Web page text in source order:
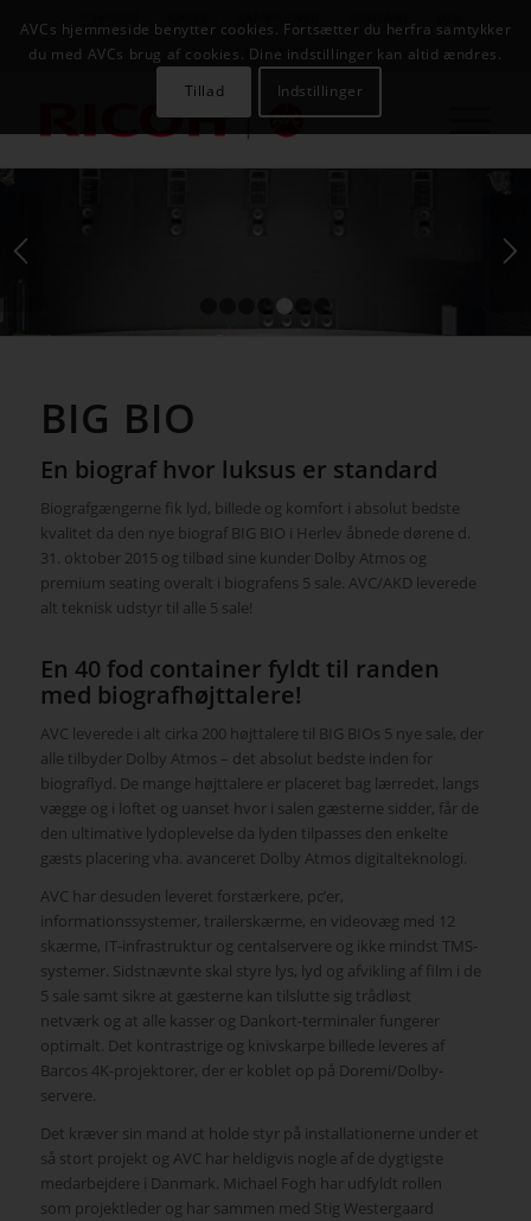
AVC INFOSYSTEM
1
BIG BIO
En biograf hvor luksus er standard
Biografgængerne fik lyd, billede og komfort i absolut bedste
kvalitet da den nye biograf BIG BIO i Herlev åbnede dørene d.
31. oktober 2015 og tilbød sine kunder Dolby Atmos og
premium seating overalt i biografens 5 sale. AVC/AKD leverede
alt teknisk udstyr til alle 5 sale!
En 40 fod container fyldt til randen
med biografhøjttalere!
AVC leverede i alt cirka 200 højttalere til BIG BIOs 5 nye sale, der
alle tilbyder Dolby Atmos – det absolut bedste inden for
biograflyd. De mange højttalere er placeret bag lærredet, langs
vægge og i loftet og uanset hvor i salen gæsterne sidder, får de
den ultimative lydoplevelse da lyden tilpasses den enkelte
gæsts placering vha. avanceret Dolby Atmos digitalteknologi.
AVC har desuden leveret forstærkere, pc’er,
informationssystemer, trailerskærme, en videovæg med 12
skærme, IT-infrastruktur og centalservere og ikke mindst TMS-
systemer. Sidstnævnte skal styre lys, lyd og afvikling af film i de
5 sale samt sikre at gæsterne kan tilslutte sig trådløst
netværk og at alle kasser og Dankort-terminaler fungerer
optimalt. Det kontrastrige og knivskarpe billede leveres af
Barcos 4K-projektorer, der er koblet op på Doremi/Dolby-
servere.
Det kræver sin mand at holde styr på installationerne under et
så stort projekt og AVC har heldigvis nogle af de dygtigste
medarbejdere i Danmark. Michael Fogh har udfyldt rollen
som projektleder og har sammen med Stig Westergaard
AVCs hjemmeside benytter cookies. Fortsætter du herfra samtykker
du med AVCs brug af cookies. Dine indstillinger kan altid ændres.
Tillad
Indstillinger